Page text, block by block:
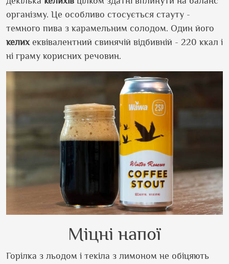
організму. Це особливо стосується стауту -
темного пива з карамельним солодом. Один його
келихеквівалентний свинячій відбивній - 220 ккал і
ні граму корисних речовин.
Міцні напої
Горілка з льодом і текіла з лимоном не обіцяють